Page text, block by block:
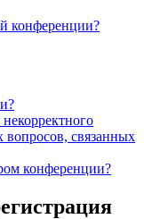
конференции?
связанных
конференции?